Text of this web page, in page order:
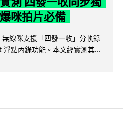
咪拍片必備
線咪支援「四發一收」分軌錄
點內錄功能。本文經實測其...